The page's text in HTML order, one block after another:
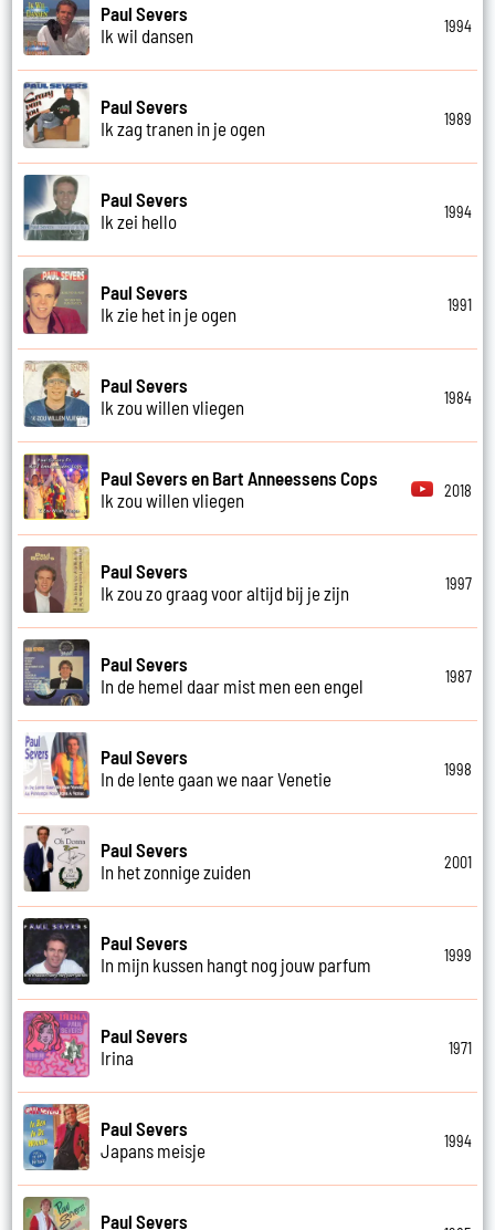
Paul Severs
Ik wil dansen
1994
Paul Severs
Ik zag tranen in je ogen
1989
Paul Severs
Ik zei hello
1994
Paul Severs
Ik zie het in je ogen
1991
Paul Severs
Ik zou willen vliegen
1984
Paul Severs en Bart Anneessens Cops
Ik zou willen vliegen
2018
Paul Severs
Ik zou zo graag voor altijd bij je zijn
1997
Paul Severs
In de hemel daar mist men een engel
1987
Paul Severs
In de lente gaan we naar Venetie
1998
Paul Severs
In het zonnige zuiden
2001
Paul Severs
In mijn kussen hangt nog jouw parfum
1999
Paul Severs
Irina
1971
Paul Severs
Japans meisje
1994
Paul Severs